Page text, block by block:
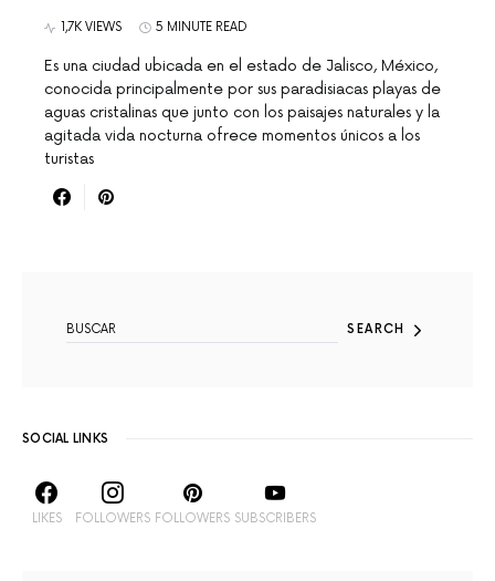
1,7K VIEWS 5 MINUTE READ
Es una ciudad ubicada en el estado de Jalisco, México,
conocida principalmente por sus paradisiacas playas de
aguas cristalinas que junto con los paisajes naturales y la
agitada vida nocturna ofrece momentos únicos a los
turistas
SEARCH
SOCIAL LINKS
LIKES FOLLOWERS FOLLOWERS SUBSCRIBERS